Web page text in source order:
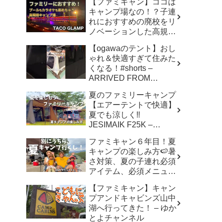
【ファミキャン】ココは
キャンプ場なの！？子連
れにおすすめの廃校をリ
ノベーションした高規格
す！ – ちいさおきゃんぷ
【ogawaのテント】おし
ゃれ＆快適すぎて住みた
くなる！#shorts –
ARRIVED FROM
夏のファミリーキャンプ
【エアーテントで快適】
夏でも涼しく‼︎
JESIMAIK F25K –
ちキャンプ
ファミキャン６年目！夏
キャンプの楽しみ方🍉暑
さ対策、夏の子連れ必須
アイテム、必須メニュー
楽しい〜 – こずちゃんネ
ル。
【ファミキャン】キャン
プアンドキャビンズ山中
湖へ行ってきた！ – ゆか
とよチャンネル